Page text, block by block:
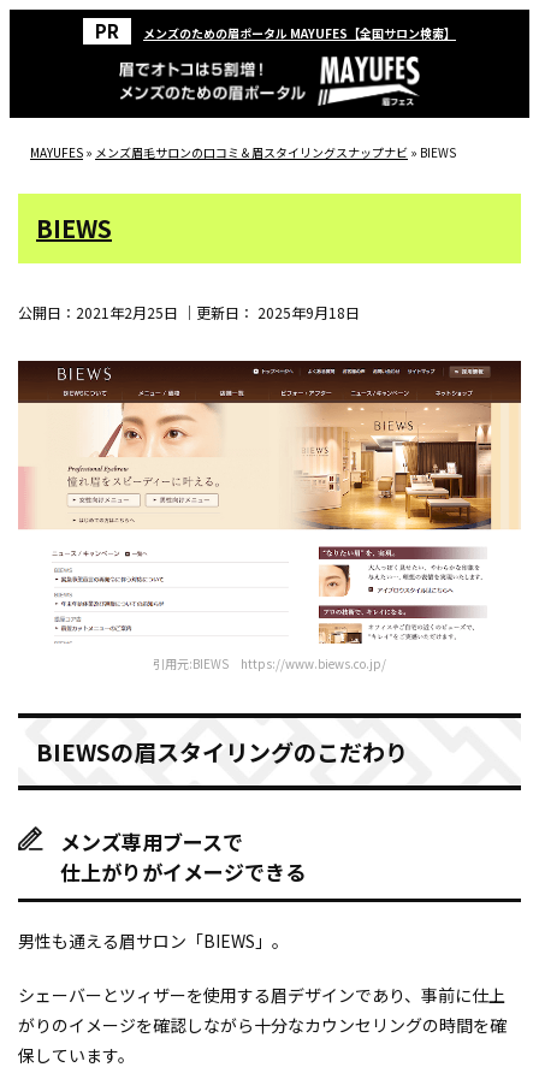
メンズのための眉ポータル MAYUFES【全国サロン検索】
MAYUFES » メンズ眉毛サロンの口コミ＆眉スタイリングスナップナビ » BIEWS
BIEWS
公開日： 2021年2月25日 ｜更新日： 2025年9月18日
引用元:BIEWS https://www.biews.co.jp/
BIEWSの眉スタイリングのこだわり
メンズ専用ブースで
仕上がりがイメージできる
男性も通える眉サロン「BIEWS」。
シェーバーとツィザーを使用する眉デザインであり、事前に仕上
がりのイメージを確認しながら十分なカウンセリングの時間を確
保しています。